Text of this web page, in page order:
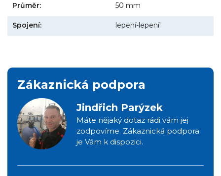
Průměr: 50 mm
Spojení: lepení-lepení
Zákaznická podpora
Jindřich Parýzek
Máte nějaký dotaz rádi vám jej
zodpovíme. Zákaznická podpora
je Vám k dispozici.